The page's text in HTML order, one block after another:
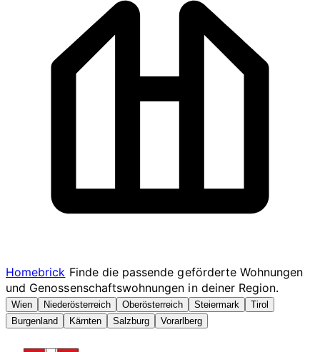
Homebrick Finde die passende geförderte Wohnungen
und Genossenschaftswohnungen in deiner Region.
Wien Niederösterreich Oberösterreich Steiermark
Tirol
Burgenland
Kärnten Salzburg Vorarlberg